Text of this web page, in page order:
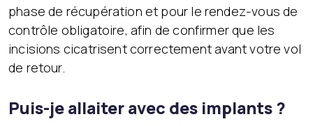
phase de récupération et pour le rendez-vous de
contrôle obligatoire, afin de confirmer que les
incisions cicatrisent correctement avant votre vol
de retour.
Puis-je allaiter avec des implants ?